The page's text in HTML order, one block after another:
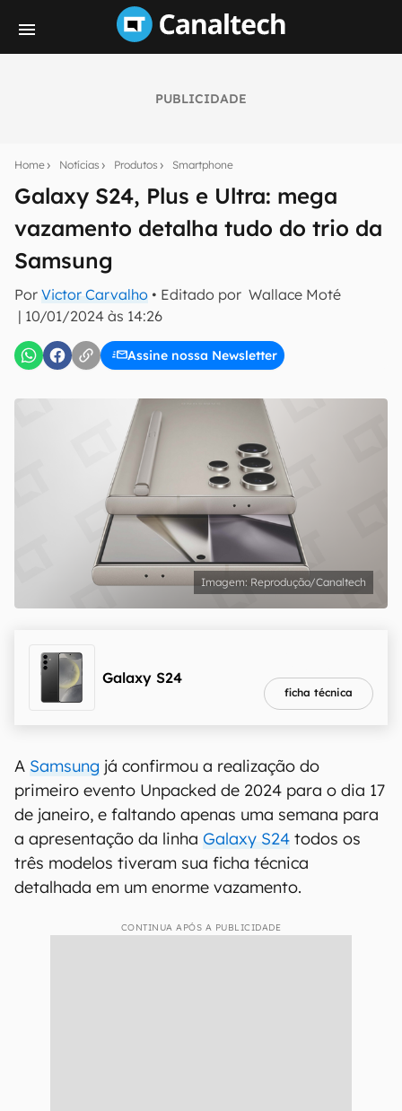
PUBLICIDADE
Home Notícias Produtos Smartphone
Galaxy S24, Plus e Ultra: mega
vazamento detalha tudo do trio da
Samsung
Por Victor Carvalho • Editado por Wallace Moté
| 10/01/2024 às 14:26
Assine nossa Newsletter
notícias e reviews sobre tecnologia em primeira
mão.
E-mail
inscreva-se
Confirmo que li, aceito e concordo com os Termos de
Uso e Política de Privacidade do Canaltech.
Reprodução/Canaltech
Galaxy S24
ficha técnica
A Samsung já confirmou a realização do
primeiro evento Unpacked de 2024 para o dia 17
de janeiro, e faltando apenas uma semana para
a apresentação da linha Galaxy S24 todos os
três modelos tiveram sua ficha técnica
detalhada em um enorme vazamento.
CONTINUA APÓS A PUBLICIDADE